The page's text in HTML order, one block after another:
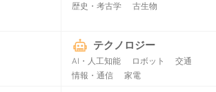
歴史・考古学 古生物
テクノロジー
AI・人工知能 ロボット
交通
情報・通信
家電